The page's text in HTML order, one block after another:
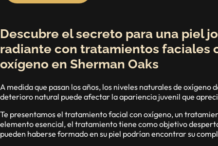
Descubre el secreto para una piel
radiante con tratamientos faciales
oxígeno en Sherman Oaks
A medida que pasan los años, los niveles naturales de
deterioro natural puede afectar la apariencia juvenil que
Te presentamos el tratamiento facial con oxígeno, un
elemento esencial, el tratamiento tiene como objetivo
pueden haberse formado en su piel podrían encontrar su